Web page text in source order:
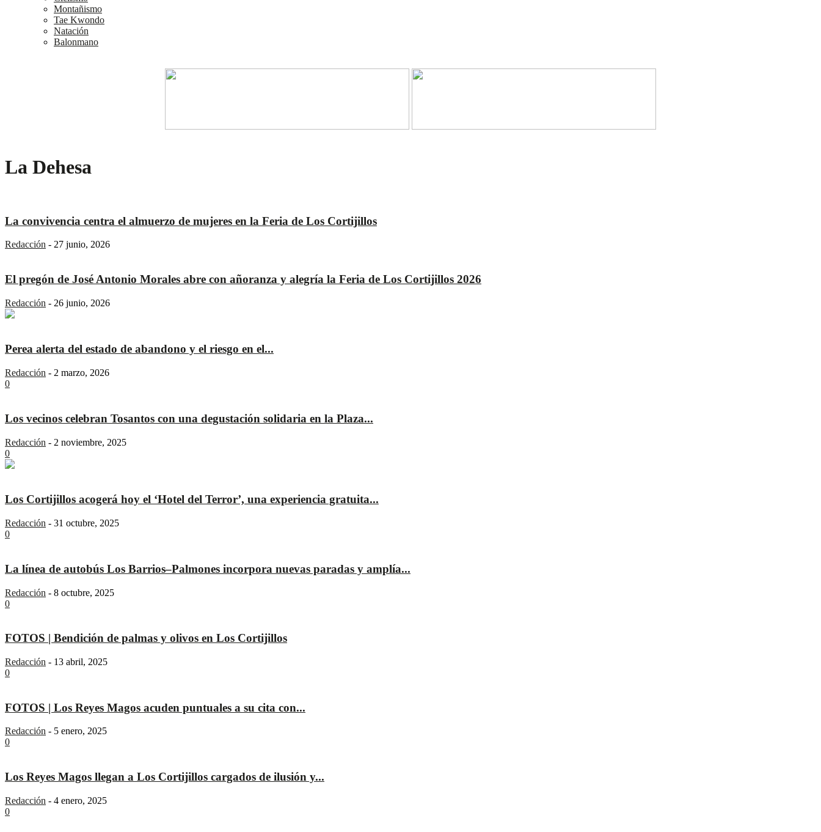
Montañismo
Tae Kwondo
Natación
Balonmano
La Dehesa
La convivencia centra el almuerzo de mujeres en la Feria de Los Cortijillos
Redacción - 27 junio, 2026
El pregón de José Antonio Morales abre con añoranza y alegría la Feria de Los Cortijillos 2026
Redacción - 26 junio, 2026
Perea alerta del estado de abandono y el riesgo en el...
Redacción - 2 marzo, 2026
0
Los vecinos celebran Tosantos con una degustación solidaria en la Plaza...
Redacción - 2 noviembre, 2025
0
Los Cortijillos acogerá hoy el ‘Hotel del Terror’, una experiencia gratuita...
Redacción - 31 octubre, 2025
0
La línea de autobús Los Barrios–Palmones incorpora nuevas paradas y amplía...
Redacción - 8 octubre, 2025
0
FOTOS | Bendición de palmas y olivos en Los Cortijillos
Redacción - 13 abril, 2025
0
FOTOS | Los Reyes Magos acuden puntuales a su cita con...
Redacción - 5 enero, 2025
0
Los Reyes Magos llegan a Los Cortijillos cargados de ilusión y...
Redacción - 4 enero, 2025
0